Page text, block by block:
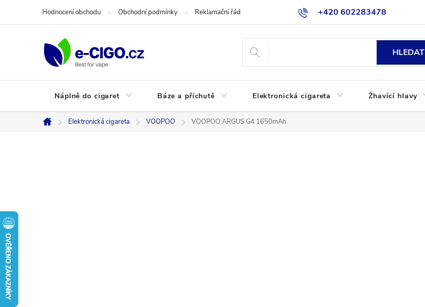
+420 602283478
Hodnocení obchodu Obchodní podmínky Reklamační řád Jak nakupovat
HLEDAT
Náplně do cigaret Báze a příchutě Elektronická cigareta Žhavící hlavy
Domů
Elektronická cigareta VOOPOO VOOPOO ARGUS G4 1650mAh